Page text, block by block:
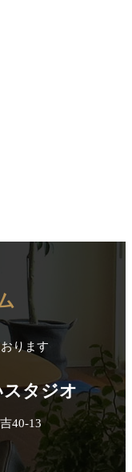
ります
スタジオ
40-13